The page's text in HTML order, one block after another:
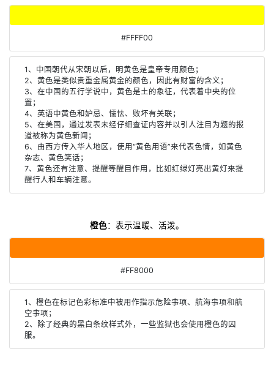
#FFFF00
1、中国朝代从宋朝以后，明黄色是皇帝专用颜色；
2、黄色是类似贵重金属黄金的颜色，因此有财富的含义；
3、在中国的五行学说中，黄色是土的象征，代表着中央的位
置；
4、英语中黄色和妒忌、懦怯、败坏有关联；
5、在美国，通过发表未经仔细查证内容并以引人注目为题的报
道被称为黄色新闻；
6、由西方传入华人地区，使用“黄色用语”来代表色情，如黄色
杂志、黄色笑话；
7、黄色还有注意、提醒等醒目作用，比如红绿灯亮出黄灯来提
醒行人和车辆注意。
橙色：表示温暖、活泼。
#FF8000
1、橙色在标记色彩标准中被用作指示危险事项、航海事项和航
空事项；
2、除了经典的黑白条纹样式外，一些监狱也会使用橙色的囚
服。